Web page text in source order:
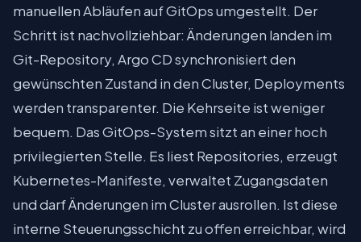
manuellen Abläufen auf GitOps umgestellt. Der
Schritt ist nachvollziehbar: Änderungen landen im
Git-Repository, Argo CD synchronisiert den
gewünschten Zustand in den Cluster, Deployments
werden transparenter. Die Kehrseite ist weniger
bequem. Das GitOps-System sitzt an einer hoch
privilegierten Stelle. Es liest Repositories, erzeugt
Kubernetes-Manifeste, verwaltet Zugangsdaten
und darf Änderungen im Cluster ausrollen. Ist diese
interne Steuerungsschicht zu offen erreichbar, wird